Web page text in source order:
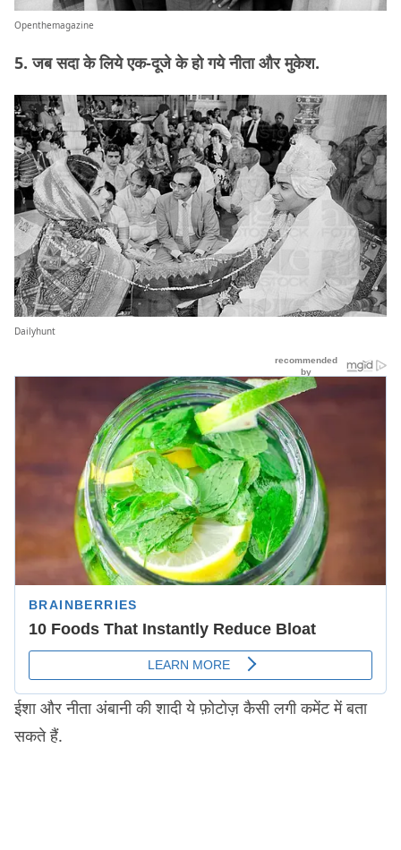
Openthemagazine
5. जब सदा के लिये एक-दूजे के हो गये नीता और मुकेश.
Dailyhunt
ईशा और नीता अंबानी की शादी ये फ़ोटोज़ कैसी लगी कमेंट में बता
सकते हैं.